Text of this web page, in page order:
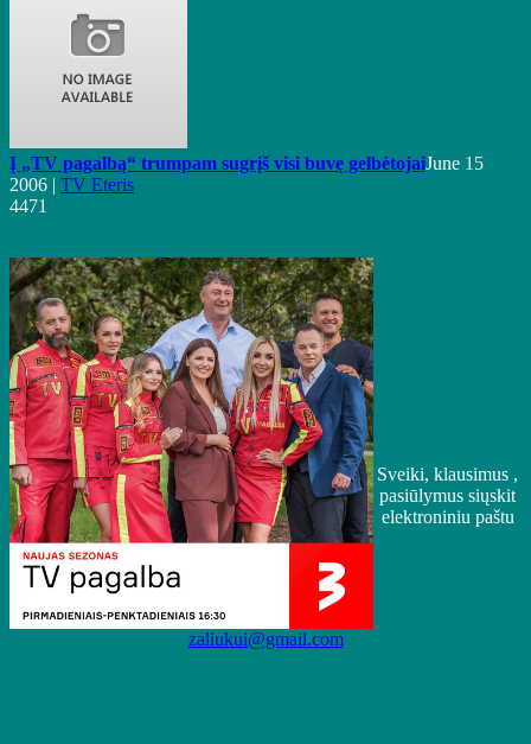
Į „TV pagalbą“ trumpam sugrįš visi buvę gelbėtojaiJune 15
2006 | TV Eteris
4471
Sveiki, klausimus ,
pasiūlymus siųskit
elektroniniu paštu
zaliukui@gmail.com